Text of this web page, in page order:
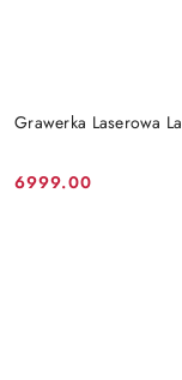
Grawerka Laserowa
Cena:
6999.00